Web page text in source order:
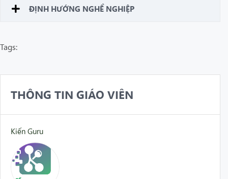
ĐỊNH HƯỚNG NGHỀ NGHIỆP
Tags:
THÔNG TIN GIÁO VIÊN
Kiến Guru